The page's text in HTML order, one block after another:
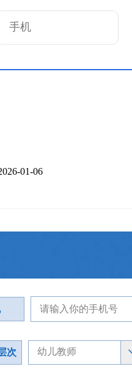
01-06
次